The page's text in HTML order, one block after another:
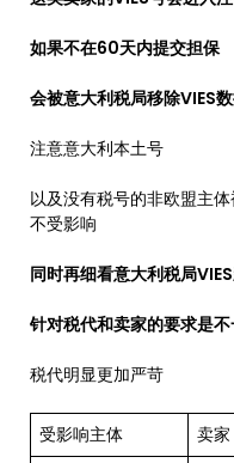
如果不在60天内提交担保
会被意大利税局移除VIES
注意意大利本土号
以及没有税号的非欧盟主
不受影响
同时再细看意大利税局
针对税代和卖家的要求是
税代明显更加严苛
受影响主体 卖家